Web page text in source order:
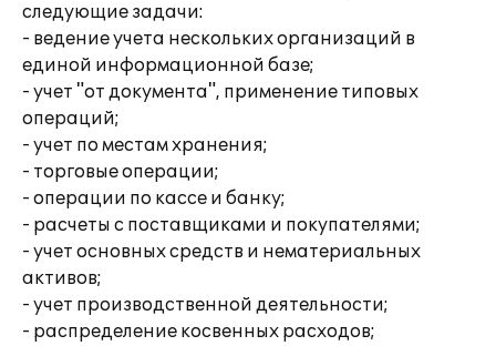
следующие задачи:
- ведение учета нескольких организаций в
единой информационной базе;
- учет "от документа", применение типовых
операций;
- учет по местам хранения;
- торговые операции;
- операции по кассе и банку;
- расчеты с поставщиками и покупателями;
- учет основных средств и нематериальных
активов;
- учет производственной деятельности;
- распределение косвенных расходов;